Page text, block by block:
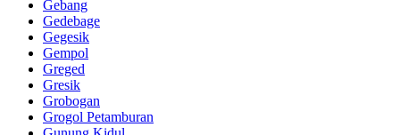
Gebang
Gedebage
Gegesik
Gempol
Greged
Gresik
Grobogan
Grogol Petamburan